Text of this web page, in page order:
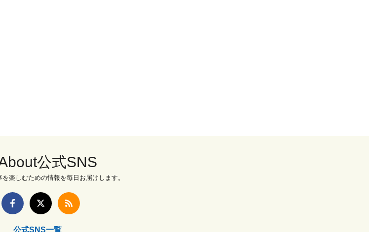
公式SNS
を楽しむための情報を毎日お届けします。
公式SNS一覧